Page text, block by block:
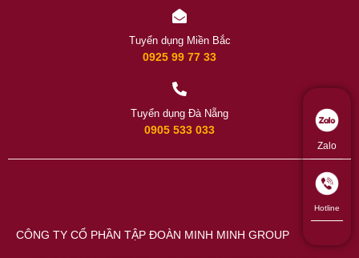
Tuyển dụng Miền Bắc
0925 99 77 33
Tuyển dụng Đà Nẵng
0905 533 033
CÔNG TY CỔ PHẦN TẬP ĐOÀN MINH MINH GROUP
Zalo
Hotline